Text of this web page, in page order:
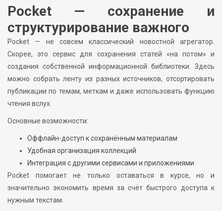
Pocket — сохранение и
структурирование важного
Pocket — не совсем классический новостной агрегатор.
Скорее, это сервис для сохранения статей «на потом» и
создания собственной информационной библиотеки. Здесь
можно собрать ленту из разных источников, отсортировать
публикации по темам, меткам и даже использовать функцию
чтения вслух.
Основные возможности:
Оффлайн-доступ к сохранённым материалам
Удобная организация коллекций
Интеграция с другими сервисами и приложениями
Pocket помогает не только оставаться в курсе, но и
значительно экономить время за счёт быстрого доступа к
нужным текстам.